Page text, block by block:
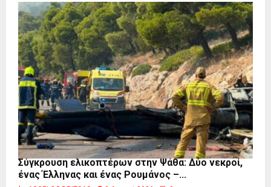
Σύγκρουση ελικοπτέρων στην Ψάθα: Δύο νεκροί,
ένας Έλληνας και ένας Ρουμάνος –...